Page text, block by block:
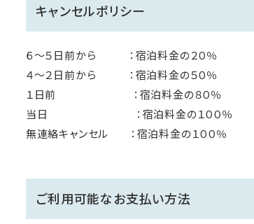
キャンセルポリシー
６～５日前から ：宿泊料金の２０％
４～２日前から ：宿泊料金の５０％
１日前 ：宿泊料金の８０％
当日 ：宿泊料金の１００％
無連絡キャンセル ：宿泊料金の１００％
ご利用可能なお支払い方法